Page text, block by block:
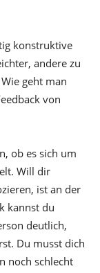
konstruktive
andere zu
geht man
von
ob es sich um
Will dir
ist an der
kannst du
deutlich,
Du musst dich
noch schlecht